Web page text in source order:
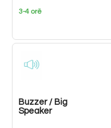
3-4 orë
Buzzer / Big
Speaker